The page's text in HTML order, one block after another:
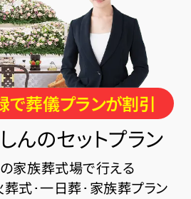
葬儀プランが割引
んのセットプラン
家族葬式場で行える
式･一日葬･家族葬プラン